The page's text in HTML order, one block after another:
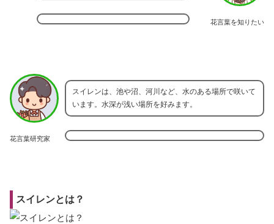
花言葉を知りたい
花言葉研究家
スイレンは、池や沼、河川など、水のある場所で咲いて
います。水深が浅い場所を好みます。
スイレンとは？